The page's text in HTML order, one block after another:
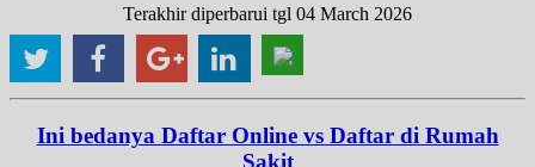
Terakhir diperbarui tgl 04 March 2026
Ini bedanya Daftar Online vs Daftar di Rumah
Sakit